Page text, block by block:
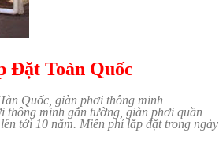
Đặt Toàn Quốc
Quốc, giàn phơi thông minh
thông minh gắn tường, giàn phơi quần
tới 10 năm. Miễn phí lắp đặt trong ngày